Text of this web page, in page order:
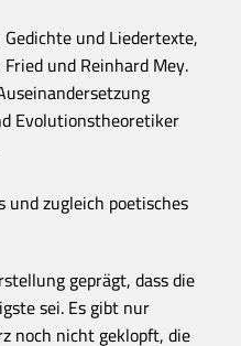
und Liedertexte,
und Reinhard Mey.
Evolutionstheoretiker
zugleich poetisches
geprägt, dass die
sei. Es gibt nur
noch nicht geklopft, die